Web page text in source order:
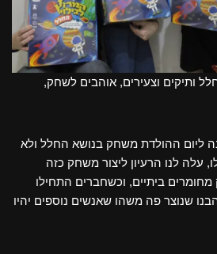
ותיקים וצעירים, אוהבים לשחק,
ליום ההולדת משחק בנושא החלל ולא
עלה לנו הרעיון ליצור משחק כזה
ביתיים, וכשחברים התחילו
שנוצר פה משהו שאנשים נוספים יהיו